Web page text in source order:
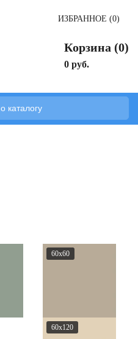
ИЗБРАННОЕ (0)
Корзина (0)
0 руб.
60x60
60x120